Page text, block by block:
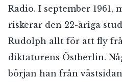
Radio. I september
riskerar den 22-åriga
Rudolph allt för att fly
diktaturens Östberlin.
början han från